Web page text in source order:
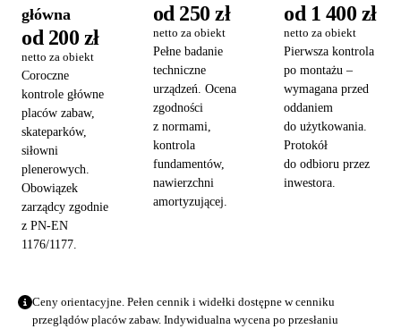
główna
od 200 zł
netto za obiekt
Coroczne
kontrole główne
placów zabaw,
skateparków,
siłowni
plenerowych.
Obowiązek
zarządcy zgodnie
z PN-EN
1176/1177.
od 250 zł
netto za obiekt
Pełne badanie
techniczne
urządzeń. Ocena
zgodności
z normami,
kontrola
fundamentów,
nawierzchni
amortyzującej.
od 1 400 zł
netto za obiekt
Pierwsza kontrola
po montażu –
wymagana przed
oddaniem
do użytkowania.
Protokół
do odbioru przez
inwestora.
Ceny orientacyjne. Pełen cennik i widełki dostępne wcenniku
przeglądów placów zabaw. Indywidualna wycena po przesłaniu